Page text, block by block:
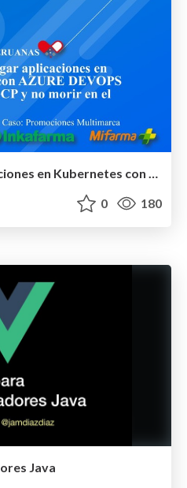
Como desplegar aplicaciones en Kubernetes con Azure Devops en Azure y GCP y no morir en el intento
0 180
Java